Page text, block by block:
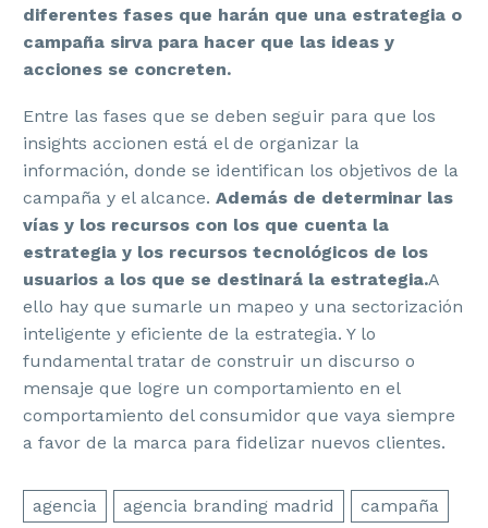
diferentes fases que harán que una estrategia o
campaña sirva para hacer que las ideas y
acciones se concreten.
Entre las fases que se deben seguir para que los
insights accionen está el de organizar la
información, donde se identifican los objetivos de la
campaña y el alcance. Además de determinar las
vías y los recursos con los que cuenta la
estrategia y los recursos tecnológicos de los
usuarios a los que se destinará la estrategia.A
ello hay que sumarle un mapeo y una sectorización
inteligente y eficiente de la estrategia. Y lo
fundamental tratar de construir un discurso o
mensaje que logre un comportamiento en el
comportamiento del consumidor que vaya siempre
a favor de la marca para fidelizar nuevos clientes.
agencia agencia branding madrid campaña